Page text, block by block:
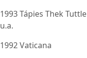
1993 Tápies Thek Tuttle
u.a.
1992 Vaticana